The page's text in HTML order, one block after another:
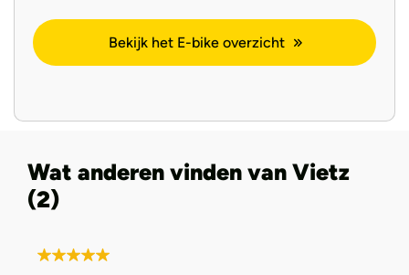
Bekijk het E-bike overzicht
Wat anderen vinden van Vietz
(2)